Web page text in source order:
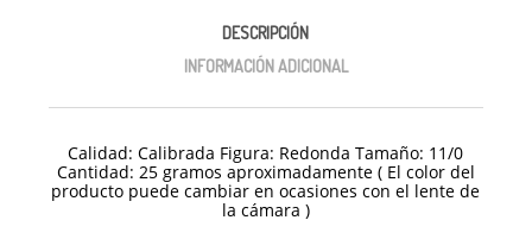
DESCRIPCIÓN
INFORMACIÓN ADICIONAL
Calidad: Calibrada Figura: Redonda Tamaño: 11/0
Cantidad: 25 gramos aproximadamente ( El color del
producto puede cambiar en ocasiones con el lente de
la cámara )